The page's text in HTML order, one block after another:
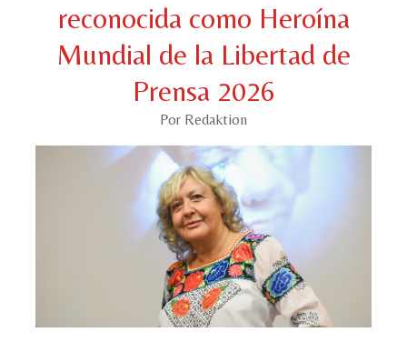
reconocida como Heroína
Mundial de la Libertad de
Prensa 2026
Por Redaktion